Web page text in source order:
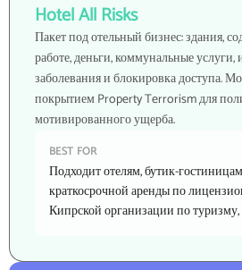
Hotel All Risks
Пакет под отельный бизнес: здания,
работе, деньги, коммунальные
заболевания и блокировка доступа.
покрытием Property Terrorism для
мотивированного ущерба.
BEST FOR
Подходит отелям, бутик-
краткосрочной аренды по
Кипрской организации по туризму,